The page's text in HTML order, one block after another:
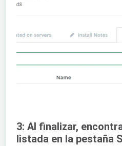
3: Al finalizar,
listada en la pestaña